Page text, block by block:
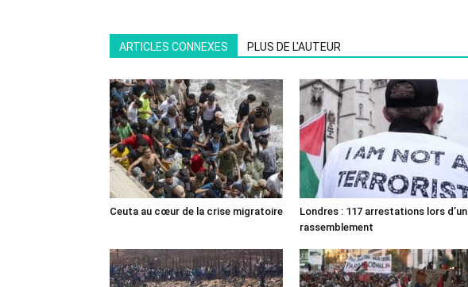
ARTICLES CONNEXES PLUS DE L'AUTEUR
Ceuta au cœur de la crise migratoire
Londres : 117 arrestations lors d’un
rassemblement